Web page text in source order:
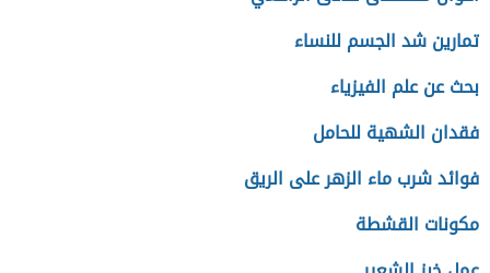
تمارين شد الجسم للنساء
بحث عن علم الفيزياء
فقدان الشهية للحامل
فوائد شرب ماء الزهر على الريق
مكونات القشطة